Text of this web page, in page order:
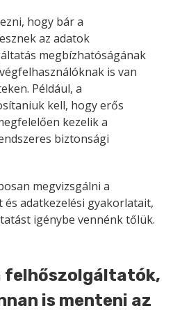
hogy bár a
az adatok
megbízhatóságának
is van
Például, a
kell, hogy erős
kezelik a
biztonsági
megvizsgálni a
adatkezelési gyakorlatait,
igénybe vennénk tőlük.
felhőszolgáltatók,
is menteni az